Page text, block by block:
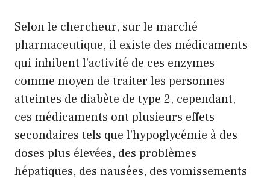
Selon le chercheur, sur le marché
pharmaceutique, il existe des médicaments
qui inhibent l'activité de ces enzymes
comme moyen de traiter les personnes
atteintes de diabète de type 2, cependant,
ces médicaments ont plusieurs effets
secondaires tels que l'hypoglycémie à des
doses plus élevées, des problèmes
hépatiques, des nausées, des vomissements